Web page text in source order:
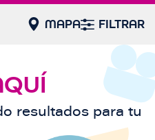
MAPA FILTRAR
resultados para tu